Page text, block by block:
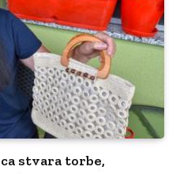
stvara torbe,